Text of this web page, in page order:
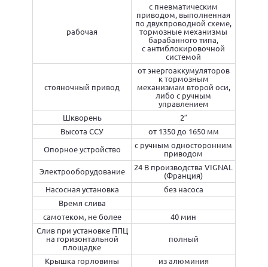
рабочая
с пневматическим
приводом, выполненная
по двухпроводной схеме,
тормозные механизмы
барабанного типа,
с антиблокировочной
системой
стояночный привод
от энергоаккумуляторов
к тормозным
механизмам второй оси,
либо с ручным
управлением
Шкворень
2″
Высота ССУ
от 1350 до 1650 мм
Опорное устройство
с ручным односторонним
приводом
Электрооборудование
24 В производства VIGNAL
(Франция)
Насосная установка
без насоса
Время слива
самотеком, не более
40 мин
Слив при установке ППЦ
на горизонтальной
площадке
полный
Крышка горловины из алюминия